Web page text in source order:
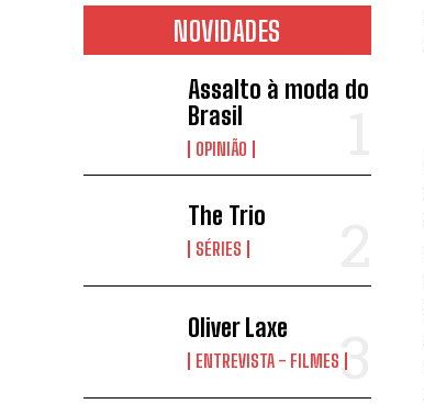
NOVIDADES
Assalto à moda do
Brasil
OPINIÃO
The Trio
SÉRIES
Oliver Laxe
ENTREVISTA - FILMES